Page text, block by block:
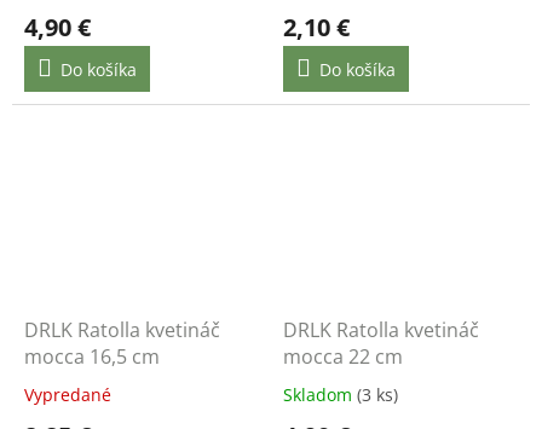
4,90 €
Do košíka
2,10 €
Do košíka
DRLK Ratolla kvetináč
mocca 16,5 cm
Vypredané
DRLK Ratolla kvetináč
mocca 22 cm
Skladom (3 ks)